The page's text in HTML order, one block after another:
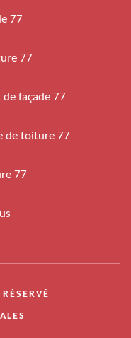
77
77
façade 77
de toiture 77
77